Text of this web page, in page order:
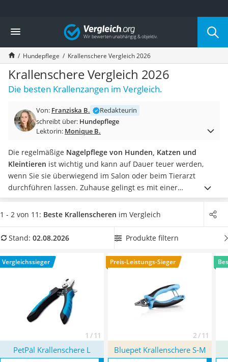
Die beliebtesten Vergleiche nach Kategorie
Drogerie
Inhalator
Haarschneider
Rollator
Braun Rasierer
Katzenklappe (Chip)
Masturbator
Massagepistole
Reisehaartrockner
Eiweißpulver
Magnesiumpräparat
Katzenklappe
Nackenmassagegerät
Zeckenschutz Katze
Philips-Sonicare-Zahnbürste
Mineralfutter Pferd
Massagegerät
Vergleich
Hundepflege Krallenschere Vergleich 2026
Krallenschere Vergleich 2026
Die besten Krallenzangen im Vergleich.
Von: Franziska B.
Redakteurin
schreibt über: Hundepflege
Lektorin: Monique B.
Die regelmäßige Nagelpflege von Hunden, Katzen und
Kleintieren ist wichtig und kann auf Dauer teuer werden,
wenn Sie sie überwiegend im Salon oder beim Tierarzt
durchführen lassen. Zuhause gelingt es mit einer
Krallenschereunkompliziert und schnell. Um Ihren Liebling
nicht zu verletzen, gibt esKrallenscheren mit Licht
, mit der
in verschiedenen Krallenscheren-Tests im Internet sehr gut
wählen Sie ein Modell mit integriertem Nagelfänger und Licht
aus unserer Vergleichstabelle. Überzeugt hat uns hier im
August 2026 besonders das Modell
mit seinen Eigenschaften.
1 - 2 von 11: Beste Krallenscheren im Vergleich
Stand: 02.08.2026 Produkte filtern
Vergleichssieger
1 / 11
Preis-Leistungs-Sieger
2 / 11
PetPäl Krallenschere L Bluepet Krallenschere S-M